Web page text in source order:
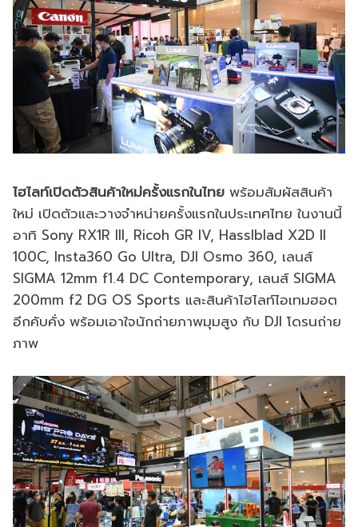
ไฮไลท์เปิดตัวสินค้าใหม่ครั้งแรกในไทย พร้อมสัมผัสสินค้า
ใหม่ เปิดตัวและวางจำหน่ายครั้งแรกในประเทศไทย ในงานนี้
อาทิ Sony RX1R III, Ricoh GR IV, Hasslblad X2D II
100C, Insta360 Go Ultra, DJI Osmo 360, เลนส์
SIGMA 12mm f1.4 DC Contemporary, เลนส์ SIGMA
200mm f2 DG OS Sports และสินค้าไฮไลท์ไอเทมฮอต
อีกคับคั่ง พร้อมเอาใจนักถ่ายภาพมุมสูง กับ DJI โดรนถ่าย
ภาพ